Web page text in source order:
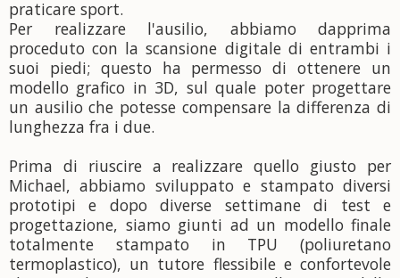
praticare sport.
Per realizzare l'ausilio, abbiamo dapprima
proceduto con la scansione digitale di entrambi i
suoi piedi; questo ha permesso di ottenere un
modello grafico in 3D, sul quale poter progettare
un ausilio che potesse compensare la differenza di
lunghezza fra i due.
Prima di riuscire a realizzare quello giusto per
Michael, abbiamo sviluppato e stampato diversi
prototipi e dopo diverse settimane di test e
progettazione, siamo giunti ad un modello finale
totalmente stampato in TPU (poliuretano
termoplastico), un tutore flessibile e confortevole